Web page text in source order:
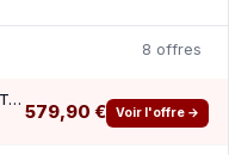
8 offres
SAMSUNG - 990 PRO - SSD - 4 To - NVMe M.2 PCIe 4.0x4 - Vitesse lecture jusqua 7 450 Mo s
579,90 € Voir l'offre →